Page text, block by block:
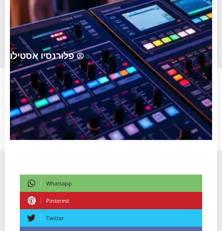
פלורנסיו אסטילו
Whatsapp
Pinterest
Twitter